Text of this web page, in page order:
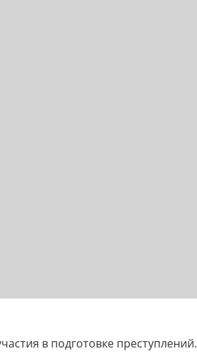
в подготовке преступлений.